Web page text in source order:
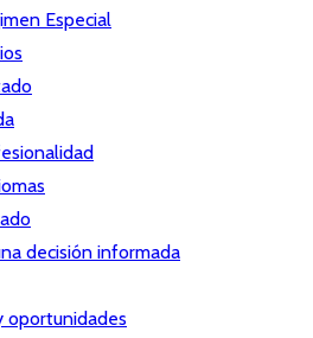
Especial
decisión informada
oportunidades